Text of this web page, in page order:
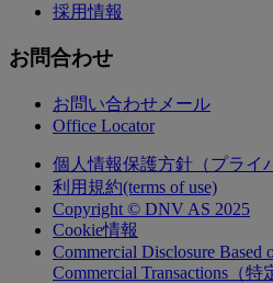
採用情報
お問合わせ
お問い合わせメール
Office Locator
個人情報保護方針（プライ
利用規約(terms of use)
Copyright © DNV AS 2025
Cookie情報
Commercial Disclosure Based
Commercial Transactions（